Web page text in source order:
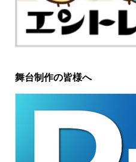
舞台制作の皆様へ